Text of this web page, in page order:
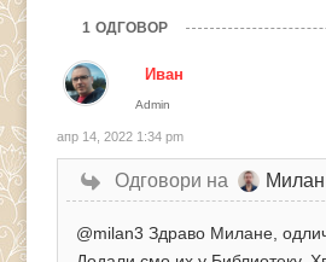
1 ОДГОВОР
Иван
Admin
апр 14, 2022 1:34 pm
Одговори на
@milan3 Здраво Милане,